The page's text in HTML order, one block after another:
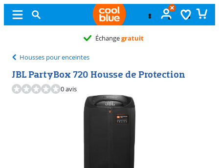
Échangegratuit
Housses pour enceintes
JBL PartyBox 720 Housse de Protection
0 avis